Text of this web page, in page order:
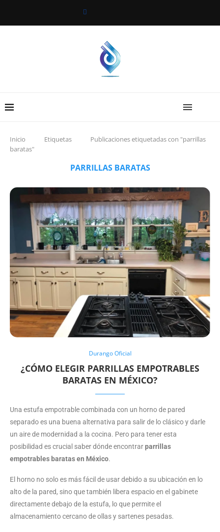
Inicio Etiquetas
Publicaciones etiquetadas con "parrillas
baratas"
PARRILLAS BARATAS
Durango Oficial
¿CÓMO ELEGIR PARRILLAS EMPOTRABLES
BARATAS EN MÉXICO?
Una estufa empotrable combinada con un horno de pared
separado es una buena alternativa para salir de lo clásico y darle
un aire de modernidad a la cocina. Pero para tener esta
posibilidad es crucial saber dónde encontrarparrillas
empotrables baratas en México.
El horno no solo es más fácil de usar debido a su ubicación en lo
alto de la pared, sino que también libera espacio en el gabinete
directamente debajo de la estufa, lo que permite el
almacenamiento cercano de ollas y sartenes pesadas.